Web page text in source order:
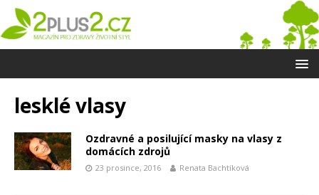
lesklé vlasy
Ozdravné a posilující masky na vlasy z
domácích zdrojů
23 prosince, 2016 Renata Bachtíková